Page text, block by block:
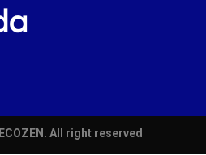
ECOZEN. All right reserved